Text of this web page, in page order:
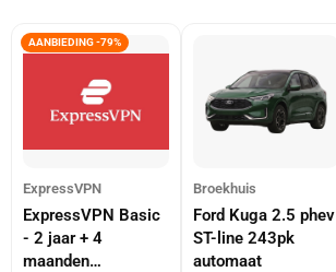
AANBIEDING -79%
ExpressVPN
ExpressVPN Basic
- 2 jaar + 4
maanden
Broekhuis
Ford Kuga 2.5 phev
ST-line 243pk
automaat